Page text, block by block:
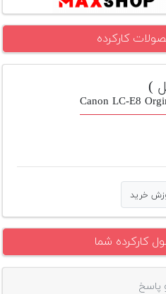
کارکرده
Canon LC-E8
خرید
کارکرده شما
پاسخ